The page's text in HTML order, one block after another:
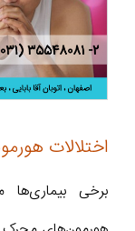
اختلالات
برخی بیماری‌ها